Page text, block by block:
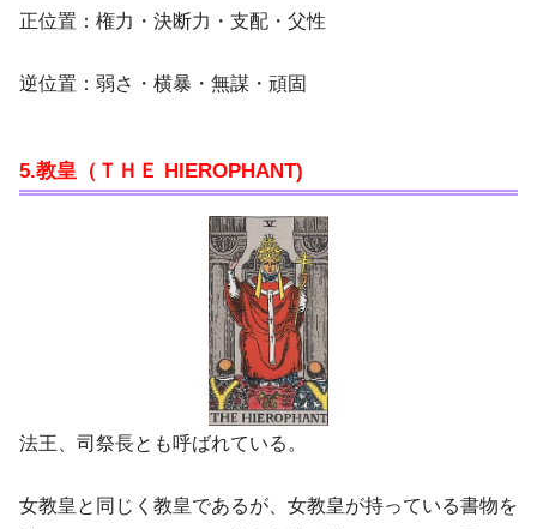
正位置：権力・決断力・支配・父性
逆位置：弱さ・横暴・無謀・頑固
5.教皇（ＴＨＥ HIEROPHANT)
法王、司祭長とも呼ばれている。
女教皇と同じく教皇であるが、女教皇が持っている書物を